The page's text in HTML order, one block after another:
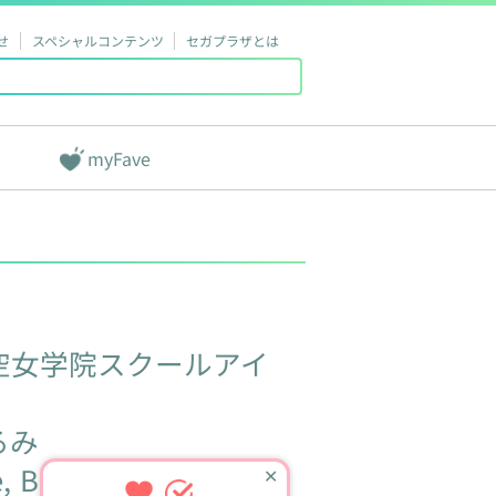
スペシャルコンテンツ セガプラザとは
myFave
学院スクールアイ
み
Bloom the dream!～
✕